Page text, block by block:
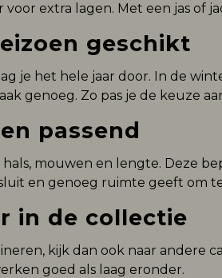
voor extra lagen. Met een jas of
geschikt
je het hele jaar door. In de
genoeg. Zo pas je de keuze
passend
hals, mouwen en lengte. Deze
en genoeg ruimte geeft om
in de collectie
kijk dan ook naar andere
goed als laag eronder.